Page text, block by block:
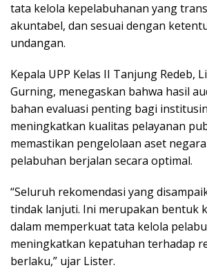
tata kelola kepelabuhanan yang
akuntabel, dan sesuai dengan
undangan.
Kepala UPP Kelas II Tanjung Redeb,
Gurning, menegaskan bahwa hasil
bahan evaluasi penting bagi
meningkatkan kualitas pelayanan
memastikan pengelolaan aset
pelabuhan berjalan secara optimal.
“Seluruh rekomendasi yang
tindak lanjuti. Ini merupakan bentuk
dalam memperkuat tata kelola
meningkatkan kepatuhan terhadap
berlaku,” ujar Lister.